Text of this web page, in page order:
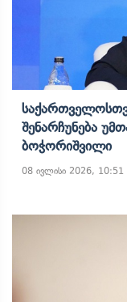
Შენარჩუნება
Ბოჭორიშვილი
08 ივლისი 2026, 10:51